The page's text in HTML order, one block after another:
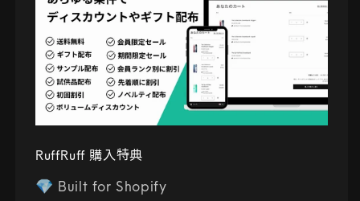
RuffRuff 購入特典
💎 Built for Shopify